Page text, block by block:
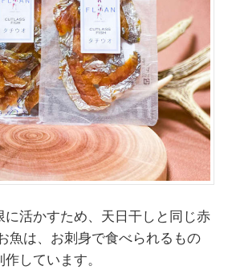
に活かすため、天日干しと同じ赤
魚は、お刺身で食べられるもの
しています。